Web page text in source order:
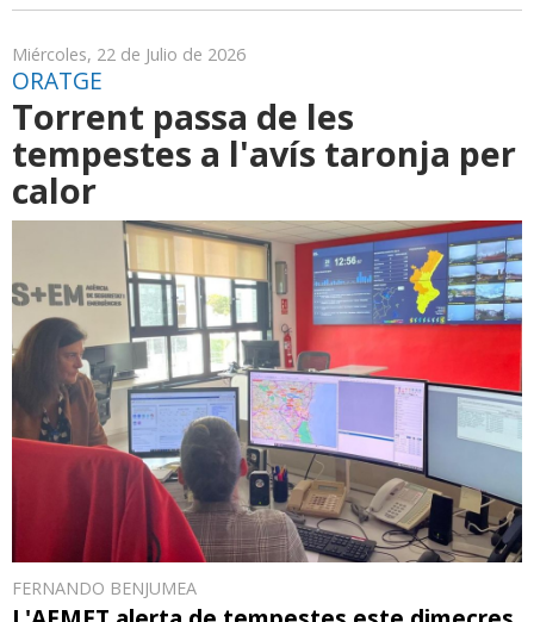
Miércoles, 22 de Julio de 2026
ORATGE
Torrent passa de les
tempestes a l'avís taronja per
calor
FERNANDO BENJUMEA